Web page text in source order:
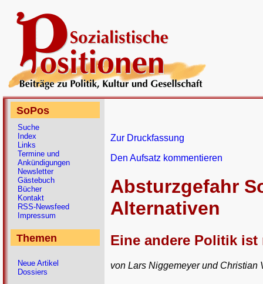
Zur Druckfassung
Den Aufsatz kommentieren
Absturzgefahr
Alternativen
Eine andere Politik
von Lars Niggemeyer und Christian
SoPos
Suche
Index
Links
Termine und
Ankündigungen
Newsletter
Gästebuch
Bücher
Kontakt
RSS-Newsfeed
Impressum
Themen
Neue Artikel
Dossiers